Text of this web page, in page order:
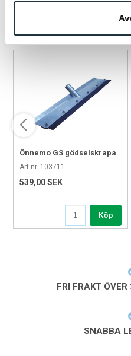
POPULÄRA
Önnemo GS gödselskrapa
600 mm
Art nr. 103711
539,00 SEK
Köp
FRI FRAKT
SNABBA